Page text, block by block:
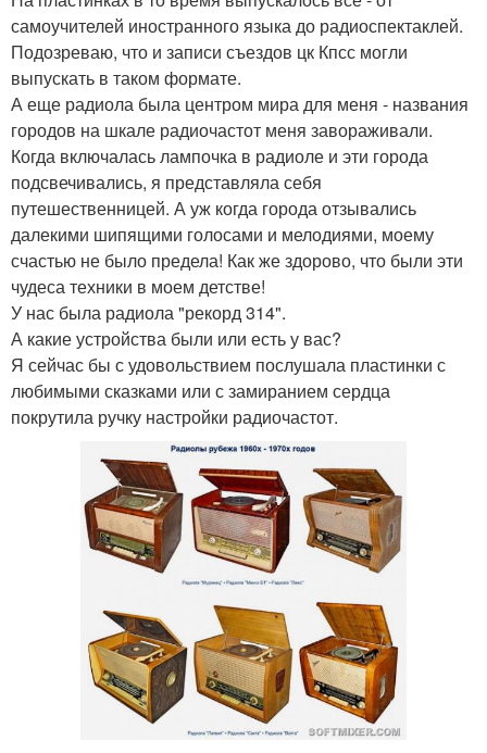
самоучителей иностранного языка до радиоспектаклей.
Подозреваю, что и записи съездов цк Кпсс могли
выпускать в таком формате.
А еще радиола была центром мира для меня - названия
городов на шкале радиочастот меня завораживали.
Когда включалась лампочка в радиоле и эти города
подсвечивались, я представляла себя
путешественницей. А уж когда города отзывались
далекими шипящими голосами и мелодиями, моему
счастью не было предела! Как же здорово, что были эти
чудеса техники в моем детстве!
У нас была радиола "рекорд 314".
А какие устройства были или есть у вас?
Я сейчас бы с удовольствием послушала пластинки с
любимыми сказками или с замиранием сердца
покрутила ручку настройки радиочастот.